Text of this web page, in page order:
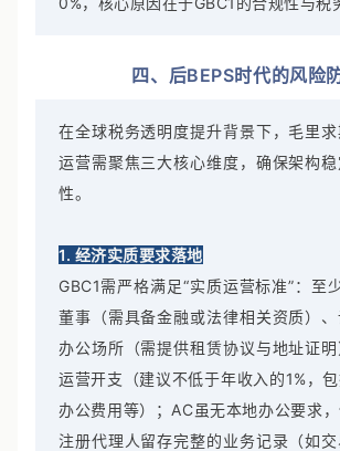
四、后BEPS时代的风险
在全球税务透明度提升背景下，毛里
运营需聚焦三大核心维度，确保架构
性。
1. 经济实质要求落地
GBC1需严格满足“实质运营标准”：至
董事（需具备金融或法律相关资质）
办公场所（需提供租赁协议与地址证
运营开支（建议不低于年收入的1%，包
办公费用等）；AC虽无本地办公要求
注册代理人留存完整的业务记录（如